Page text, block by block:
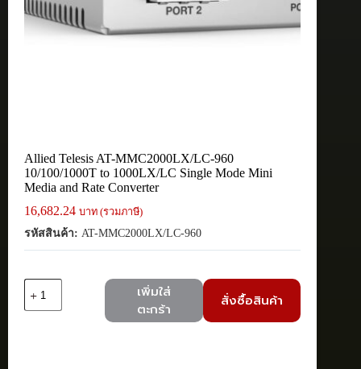
Allied Telesis AT-MMC2000LX/LC-960
10/100/1000T to 1000LX/LC Single Mode Mini
Media and Rate Converter
16,682.24 บาท (รวมภาษี)
รหัสสินค้า: AT-MMC2000LX/LC-960
Allied
เพิ่มใส่
ตะกร้า
สั่งซื้อสินค้า